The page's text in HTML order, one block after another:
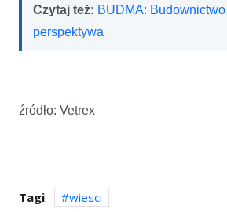
Czytaj też: BUDMA:
perspektywa
źródło: Vetrex
Tagi wiesci